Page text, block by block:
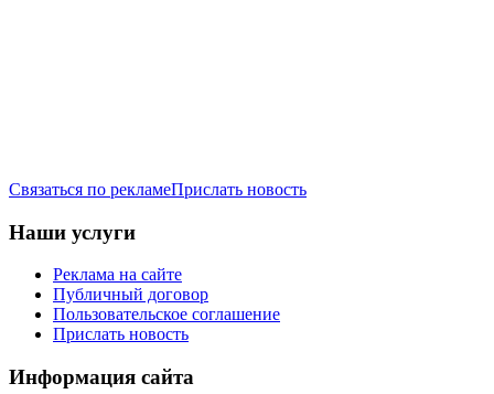
Связаться по рекламеПрислать новость
Наши услуги
Реклама на сайте
Публичный договор
Пользовательское соглашение
Прислать новость
Информация сайта